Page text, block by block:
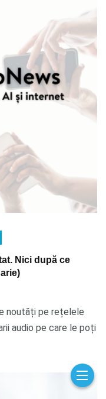
Nici după ce
noutăți pe rețelele
audio pe care le poți